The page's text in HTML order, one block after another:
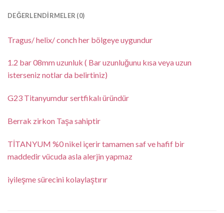
DEĞERLENDIRMELER (0)
Tragus/ helix/ conch her bölgeye uygundur
1.2 bar 08mm uzunluk ( Bar uzunluğunu kısa veya uzun
isterseniz notlar da belirtiniz)
G23 Titanyumdur sertfikalı üründür
Berrak zirkon Taşa sahiptir
TİTANYUM %0 nikel içerir tamamen saf ve hafif bir
maddedir vücuda asla alerjin yapmaz
iyileşme sürecini kolaylaştırır